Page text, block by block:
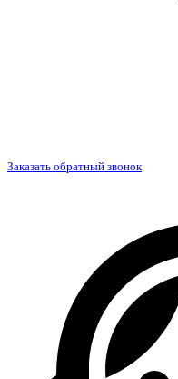
Заказать обратный звонок